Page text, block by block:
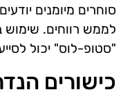
סוחרים מיומנים
לממש רווחים. שימוש
"סטופ-לוס" יכול
כישורים